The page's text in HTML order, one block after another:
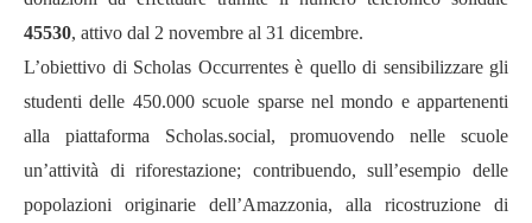
45530, attivo dal 2 novembre al 31 dicembre.
L’obiettivo di Scholas Occurrentes è quello di sensibilizzare gli
studenti delle 450.000 scuole sparse nel mondo e appartenenti
alla piattaforma Scholas.social, promuovendo nelle scuole
un’attività di riforestazione; contribuendo, sull’esempio delle
popolazioni originarie dell’Amazzonia, alla ricostruzione di